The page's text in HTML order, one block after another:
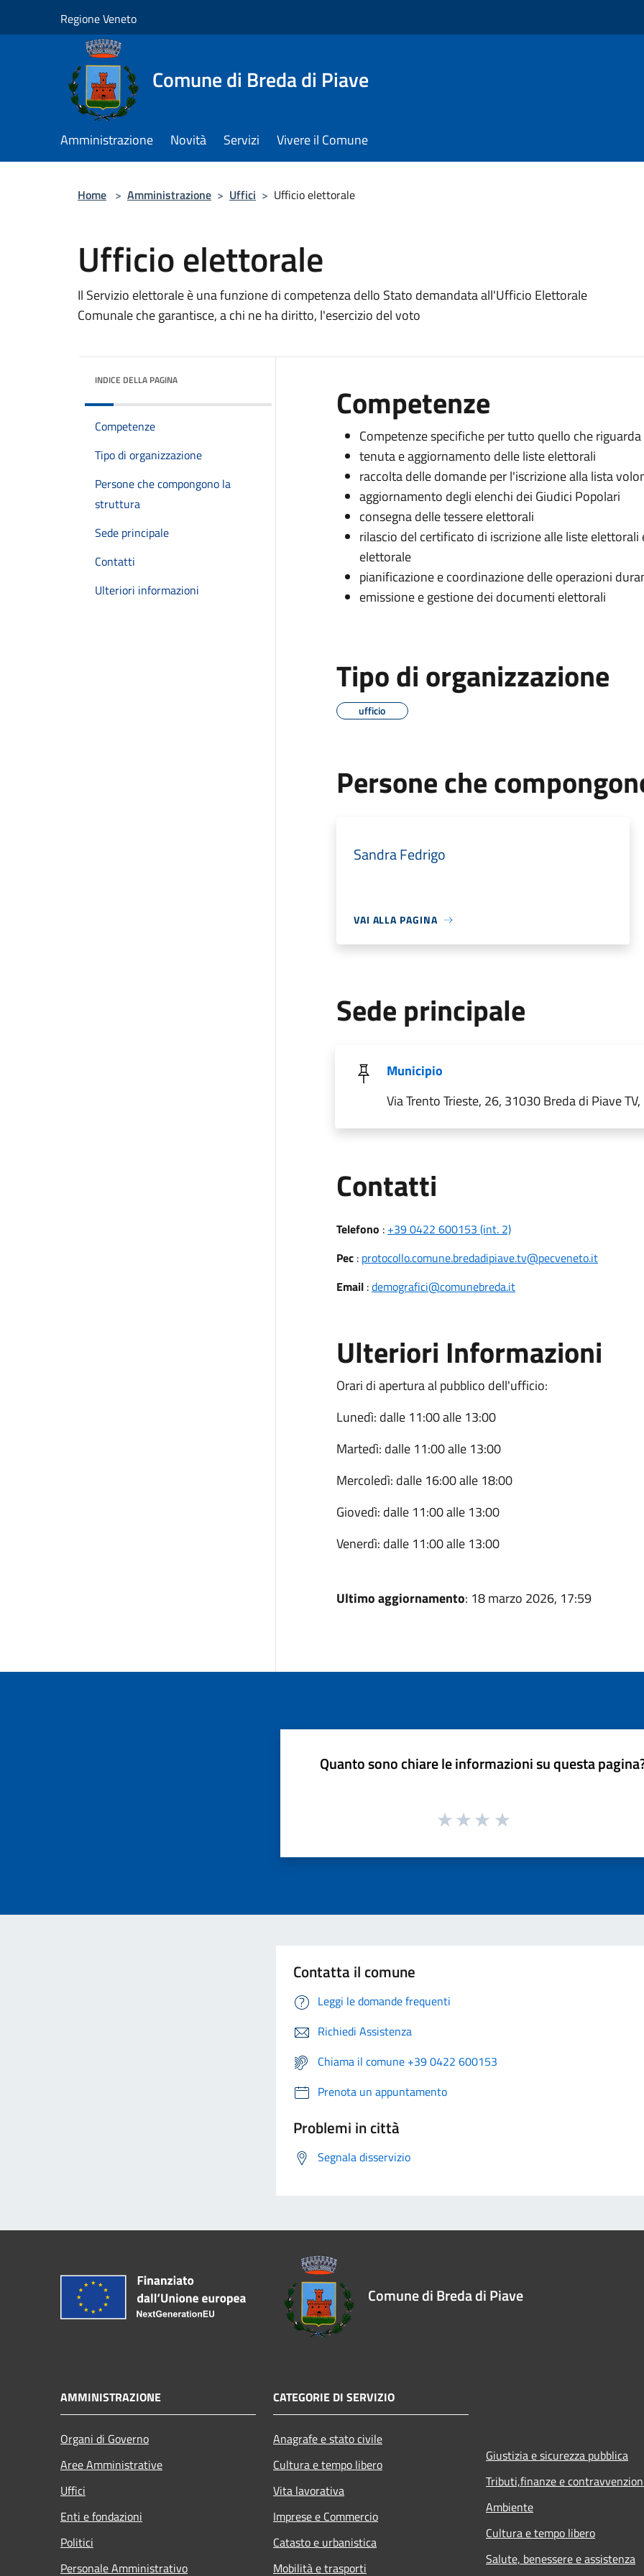
Regione Veneto
Comune di Breda di Piave
Amministrazione Novità Servizi Vivere il Comune
Home > Amministrazione > Uffici > Ufficio elettorale
Ufficio elettorale
Il Servizio elettorale è una funzione di competenza dello Stato demandata all'Ufficio Elettorale
Comunale che garantisce, a chi ne ha diritto, l'esercizio del voto
INDICE DELLA PAGINA
Competenze
Tipo di organizzazione
Persone che compongono la
struttura
Sede principale
Contatti
Ulteriori informazioni
Competenze
Competenze specifiche per tutto quello che
tenuta e aggiornamento delle liste elettorali
raccolta delle domande per l'iscrizione alla lista
aggiornamento degli elenchi dei Giudici Popolari
consegna delle tessere elettorali
rilascio del certificato di iscrizione alle liste
elettorale
pianificazione e coordinazione delle operazioni
emissione e gestione dei documenti elettorali
Tipo di organizzazione
ufficio
Persone che
Sandra Fedrigo
VAI ALLA PAGINA
Sede principale
Municipio
Via Trento Trieste, 26, 31030 Breda di Piave
Contatti
Telefono : +39 0422 600153 (int. 2)
Pec: protocollo.comune.bredadipiave.tv@pecveneto.it
Email:demografici@comunebreda.it
Ulteriori Informazioni
Orari di apertura al pubblico dell'ufficio:
Lunedì: dalle 11:00 alle 13:00
Martedì: dalle 11:00 alle 13:00
Mercoledì: dalle 16:00 alle 18:00
Giovedì: dalle 11:00 alle 13:00
Venerdì: dalle 11:00 alle 13:00
Ultimo aggiornamento: 18 marzo 2026, 17:59
Quanto sono chiare le informazioni su questa
Contatta il comune
Leggi le domande frequenti
Richiedi Assistenza
Chiama il comune +39 0422 600153
Prenota un appuntamento
Problemi in città
Segnala disservizio
Comune di Breda di Piave
AMMINISTRAZIONE
Organi di Governo
Aree Amministrative
Uffici
Enti e fondazioni
Politici
Personale Amministrativo
CATEGORIE DI SERVIZIO
Anagrafe e stato civile
Cultura e tempo libero
Vita lavorativa
Imprese e Commercio
Catasto e urbanistica
Mobilità e trasporti
Giustizia e sicurezza pubblica
Tributi,finanze e
Ambiente
Cultura e tempo libero
Salute, benessere e assistenza